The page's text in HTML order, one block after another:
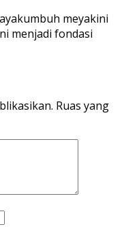
meyakini
menjadi fondasi
Ruas yang